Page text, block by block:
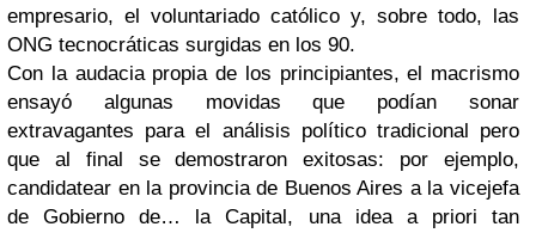
empresario, el voluntariado católico y, sobre todo, las
ONG tecnocráticas surgidas en los 90.
Con la audacia propia de los principiantes, el macrismo
ensayó algunas movidas que podían sonar
extravagantes para el análisis político tradicional pero
que al final se demostraron exitosas: por ejemplo,
candidatear en la provincia de Buenos Aires a la vicejefa
de Gobierno de… la Capital, una idea a priori tan